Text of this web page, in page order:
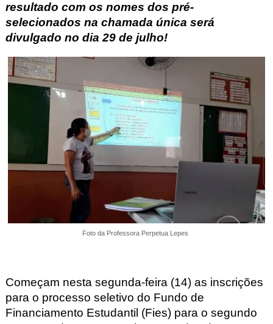
resultado com os nomes dos pré-
selecionados na chamada única será
divulgado no dia 29 de julho!
Foto da Professora Perpetua Lepes
Começam nesta segunda-feira (14) as inscrições
para o processo seletivo do Fundo de
Financiamento Estudantil (Fies) para o segundo